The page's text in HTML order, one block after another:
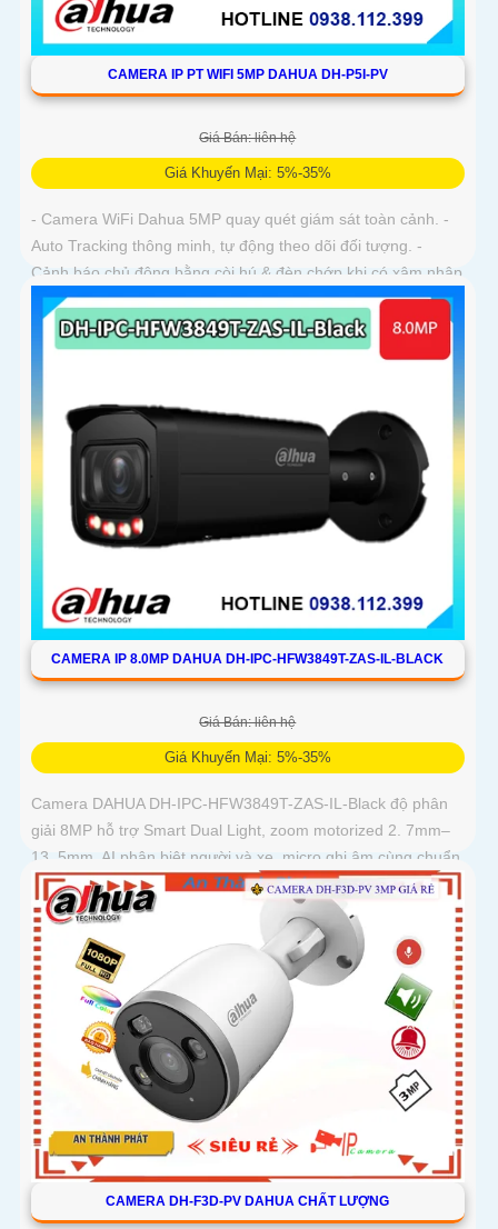
CAMERA IP PT WIFI 5MP DAHUA DH-P5I-PV
Giá Bán: liên hệ
Giá Khuyến Mại: 5%-35%
- Camera WiFi Dahua 5MP quay quét giám sát toàn cảnh. -
Auto Tracking thông minh, tự động theo dõi đối tượng. -
Cảnh báo chủ động bằng còi hú & đèn chớp khi có xâm nhập
CAMERA IP 8.0MP DAHUA DH-IPC-HFW3849T-ZAS-IL-BLACK
Giá Bán: liên hệ
Giá Khuyến Mại: 5%-35%
Camera DAHUA DH-IPC-HFW3849T-ZAS-IL-Black độ phân
giải 8MP hỗ trợ Smart Dual Light, zoom motorized 2. 7mm–
13. 5mm, AI phân biệt người và xe, micro ghi âm cùng chuẩn
IP67 chống bụi nước
CAMERA DH-F3D-PV DAHUA CHẤT LƯỢNG